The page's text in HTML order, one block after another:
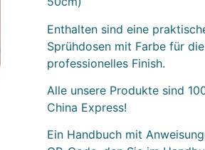
Enthalten sind eine
Sprühdosen mit Farbe für
professionelles Finish.
Alle unsere Produkte sind
China Express!
Ein Handbuch mit